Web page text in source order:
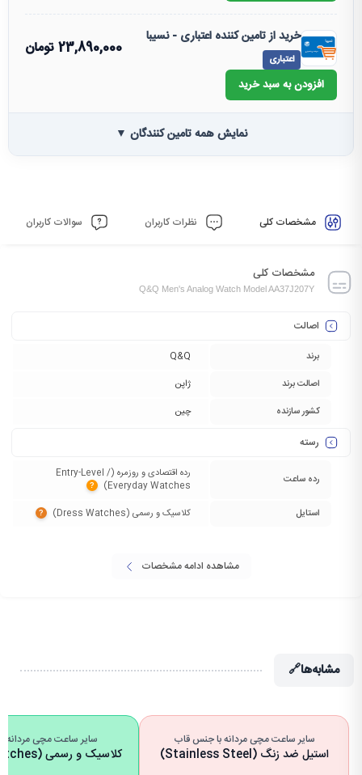
خرید از تامین کننده اعتباری - نسیبا
اعتباری
23,890,000تومان
افزودن به سبد خرید
نمایش همه تامین کنندگان ▼
مشخصات کلی نظرات کاربران سوالات کاربران
مشخصات کلی
Q&Q Men's Analog Watch Model AA37J207Y
اصالت
برند
Q&Q
اصالت برند
ژاپن
کشور سازنده
چین
رسته
رده ساعت
رده اقتصادی و روزمره (Entry-Level /
Everyday Watches)‏
?
استایل کلاسیک و رسمی (Dress Watches)‏ ?
مشاهده ادامه مشخصات
مشابه‌ها🔗
سایر ساعت مچی مردانه با جنس قاب
استیل ضد زنگ (Stainless Steel)
سایر ساعت مچی مردانه
کلاسیک و رسمی (Dress Watches)